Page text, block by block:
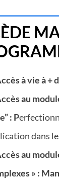
à vie à +
au
: P
dans
au
» :